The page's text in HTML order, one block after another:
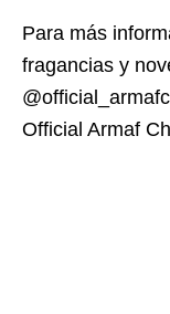
Para más
fragancias y
Official Armaf